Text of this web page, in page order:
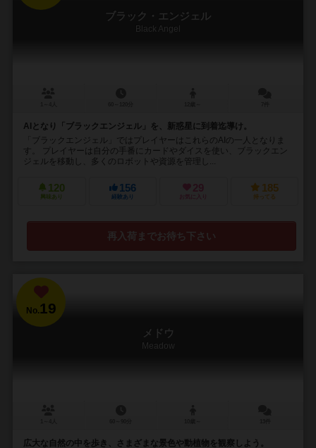
ブラック・エンジェル
Black Angel
AIとなり「ブラックエンジェル」を、新惑星に到着迄導け。
「ブラックエンジェル」ではプレイヤーはこれらのAIの一人となりま
す。 プレイヤーは自分の手番にカードやダイスを使い、ブラックエン
ジェルを移動し、多くのロボットや資源を管理し...
120
興味あり
156
経験あり
29
お気に入り
185
持ってる
再入荷までお待ち下さい
No.19
メドウ
Meadow
広大な自然の中を歩き、さまざまな景色や動植物を観察しよう。